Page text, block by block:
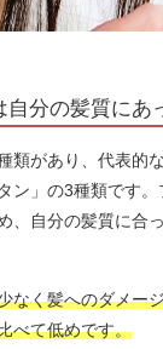
自分の髪質にあ
類があり、代表的
ン」の3種類です
、自分の髪質に合
なく髪へのダメー
べて低めです。